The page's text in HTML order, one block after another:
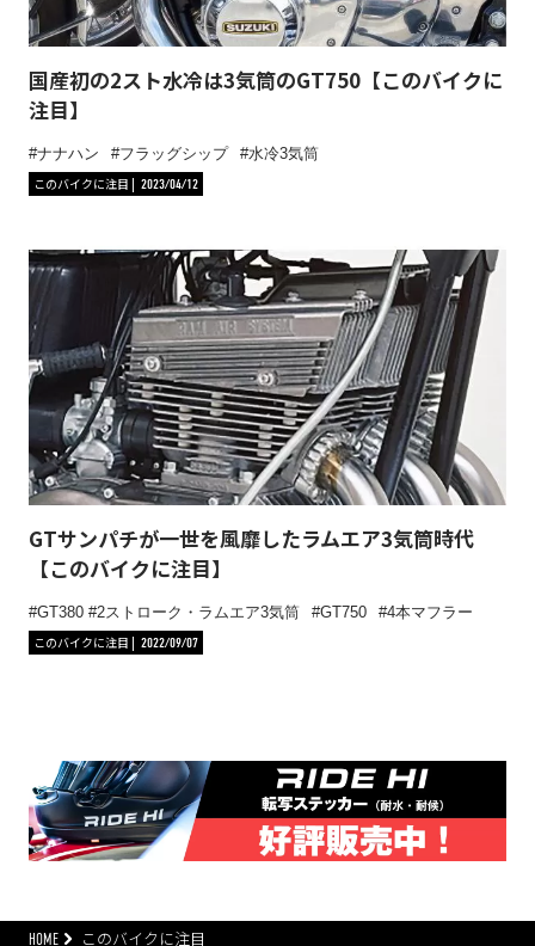
国産初の2スト水冷は3気筒のGT750【このバイクに
注目】
ナナハン フラッグシップ
水冷3気筒
このバイクに注目
2023/04/12
GTサンパチが一世を風靡したラムエア3気筒時代
【このバイクに注目】
GT380 #2ストローク・ラムエア3気筒 GT750
4本マフラー
このバイクに注目
2022/09/07
HOME
このバイクに注目